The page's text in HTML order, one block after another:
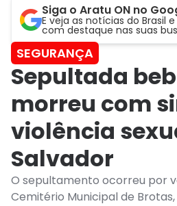
Siga o Aratu ON no
E veja as notícias do Brasil
com destaque nas suas
SEGURANÇA
Sepultada
morreu com
violência
Salvador
O sepultamento ocorreu por
Cemitério Municipal de